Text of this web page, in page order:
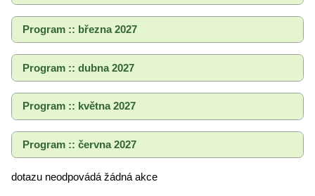
Program :: března 2027
Program :: dubna 2027
Program :: května 2027
Program :: června 2027
dotazu neodpovádá žádná akce